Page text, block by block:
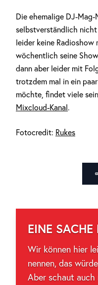
Die ehemalige DJ-Mag-
selbstverständlich
leider keine Radioshow
wöchentlich seine
dann aber leider mit
trotzdem mal in ein
möchte, findet viele
Mixcloud-Kanal.
Fotocredit: Rukes
EINE
Wir können hier
nennen, das
Aber schaut auch